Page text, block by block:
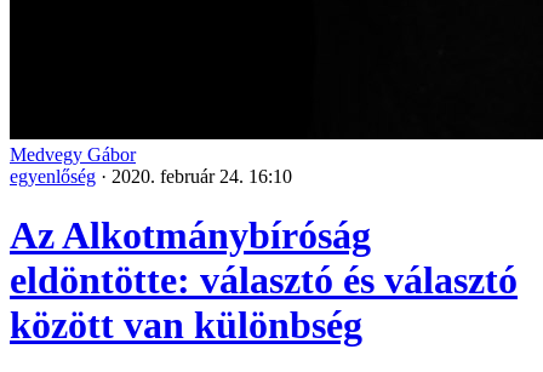
Medvegy Gábor
egyenlőség · 2020. február 24. 16:10
Az Alkotmánybíróság
eldöntötte: választó és választó
között van különbség